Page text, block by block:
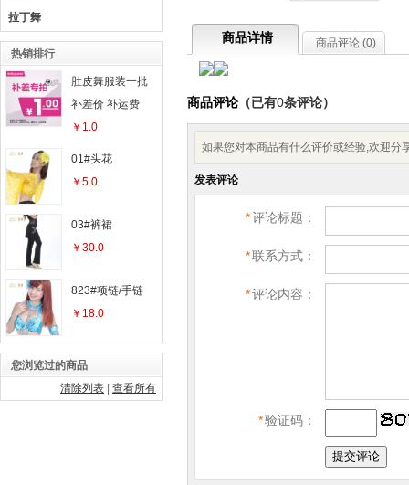
商品详情 商品评论 (0)
商品评论 （已有0条评论）
如果您对本商品有什么评价或经验,欢迎分
发表评论
*评论标题：
*联系方式：
*评论内容：
*验证码：
拉丁舞
热销排行
肚皮舞服装一批
补差价 补运费
￥1.0
01#头花
￥5.0
03#裤裙
￥30.0
823#项链/手链
￥18.0
您浏览过的商品
清除列表
查看所有